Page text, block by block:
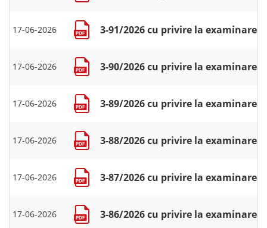
17-06-2026 3-91/2026 cu privire la
17-06-2026 3-90/2026 cu privire la
17-06-2026 3-89/2026 cu privire la
17-06-2026 3-88/2026 cu privire la
17-06-2026 3-87/2026 cu privire la
17-06-2026 3-86/2026 cu privire la